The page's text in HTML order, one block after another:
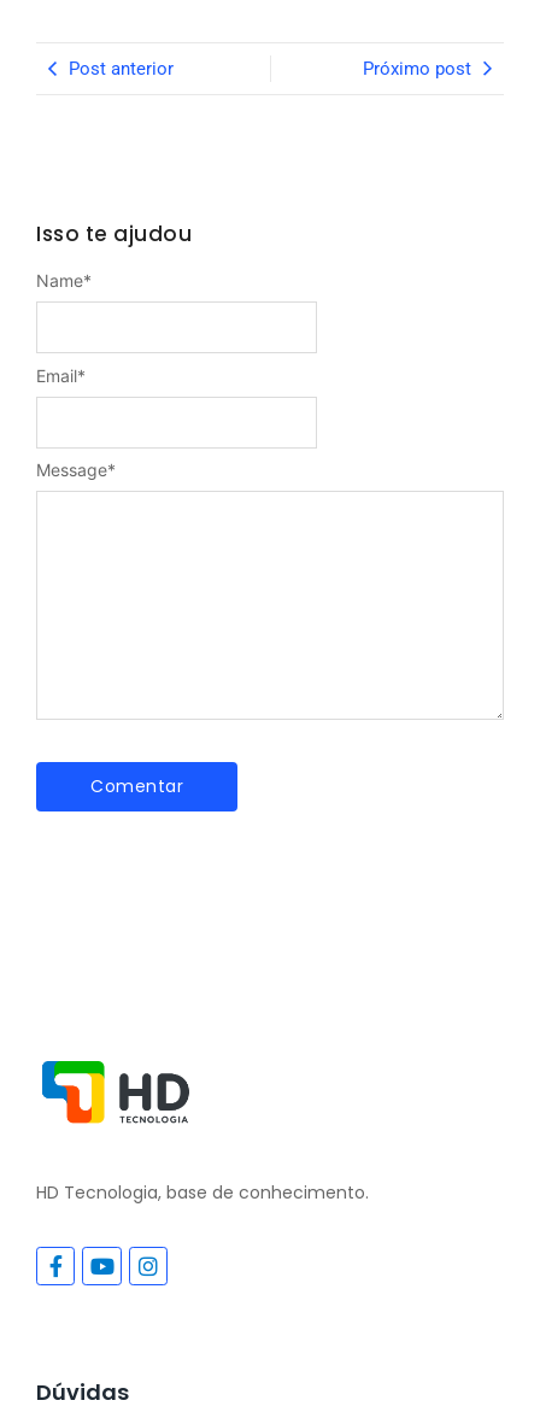
Post anterior Próximo post
Isso te ajudou
Message*
Name*
Email*
HD Tecnologia, base de conhecimento.
Dúvidas